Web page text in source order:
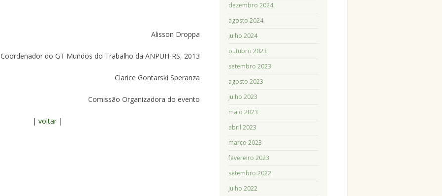
Alisson Droppa
Coordenador do GT Mundos do Trabalho da ANPUH-RS, 2013
Clarice Gontarski Speranza
Comissão Organizadora do evento
| voltar |
dezembro 2024
agosto 2024
julho 2024
outubro 2023
setembro 2023
agosto 2023
julho 2023
maio 2023
abril 2023
março 2023
fevereiro 2023
setembro 2022
julho 2022